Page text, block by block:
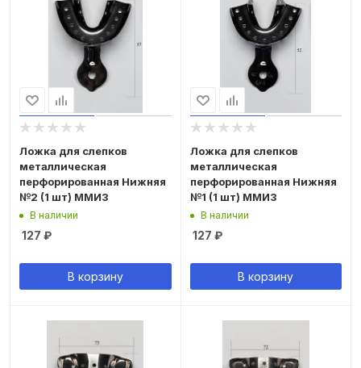
Ложка для слепков
металлическая
перфорированная Нижняя
№2 (1 шт) ММИЗ
В наличии
127 ₽
В корзину
Ложка для слепков
металлическая
перфорированная Нижняя
№1 (1 шт) ММИЗ
В наличии
127 ₽
В корзину